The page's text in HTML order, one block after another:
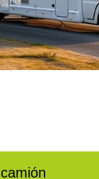
camión